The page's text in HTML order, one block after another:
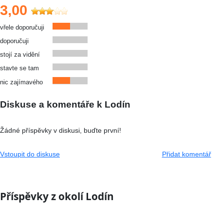
3,00
vřele doporučuji
doporučuji
stojí za vidění
stavte se tam
nic zajímavého
Diskuse a komentáře k Lodín
Žádné příspěvky v diskusi, buďte první!
Vstoupit do diskuse Přidat komentář
Příspěvky z okolí Lodín